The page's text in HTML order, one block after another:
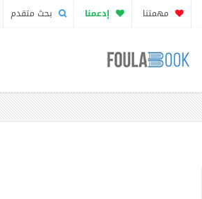
مهمتنا إدعمنا بحث متقدم